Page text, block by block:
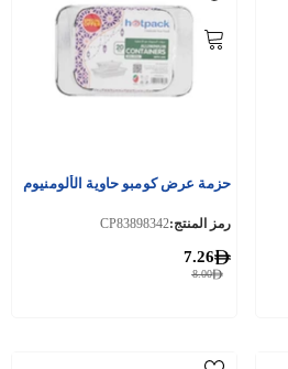
حزمة عرض كومبو حاوية الألومنيوم
رمز المنتج:CP83898342
8.00
7.26